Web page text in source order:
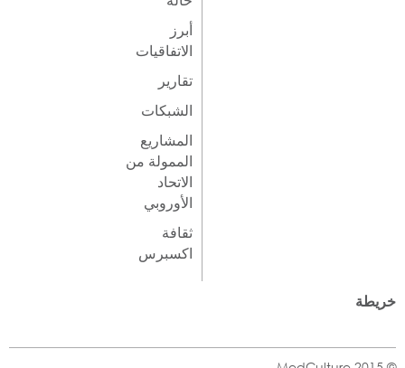
أبرز
الاتفاقيات
تقارير
الشبكات
المشاريع
الممولة من
الاتحاد
الأوروبي
ثقافة
اكسبرس
خريطة